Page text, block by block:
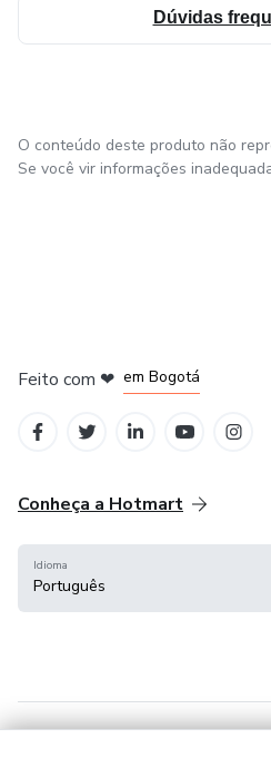
Dúvidas
O conteúdo deste produto não
Se você vir informações
Feito com ❤ em Bogotá
Conheça a Hotmart
Idioma
Português